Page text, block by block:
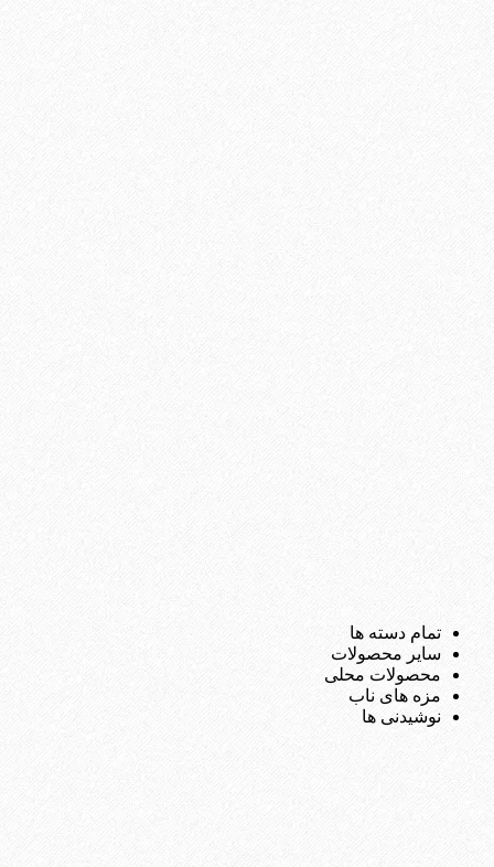
تمام دسته ها
سایر محصولات
محصولات محلی
مزه های ناب
نوشیدنی ها